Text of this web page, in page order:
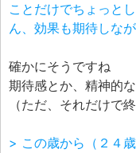
ことだけでちょっと
ん、効果も期待しな
確かにそうですね
期待感とか、精神的
（ただ、それだけで
> この歳から（２４